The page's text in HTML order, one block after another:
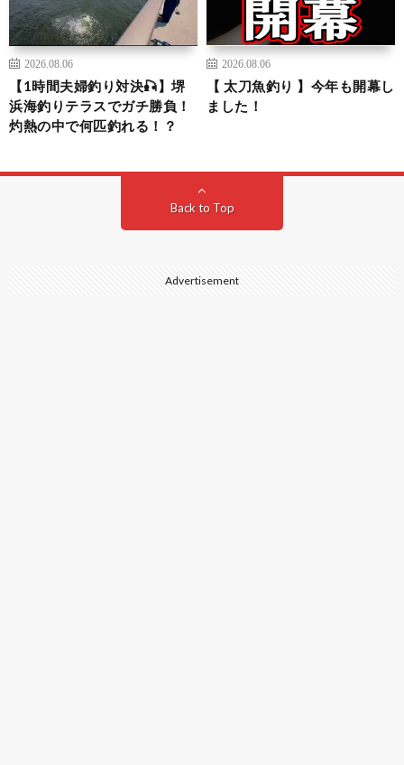
2026.08.06
【1時間夫婦釣り対決🎣】堺
浜海釣りテラスでガチ勝負！
灼熱の中で何匹釣れる！？
2026.08.06
【 太刀魚釣り 】今年も開幕し
ました！
Back to Top
Advertisement